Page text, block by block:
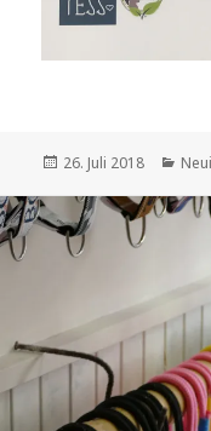
Veröffentlicht
26. Juli 2018